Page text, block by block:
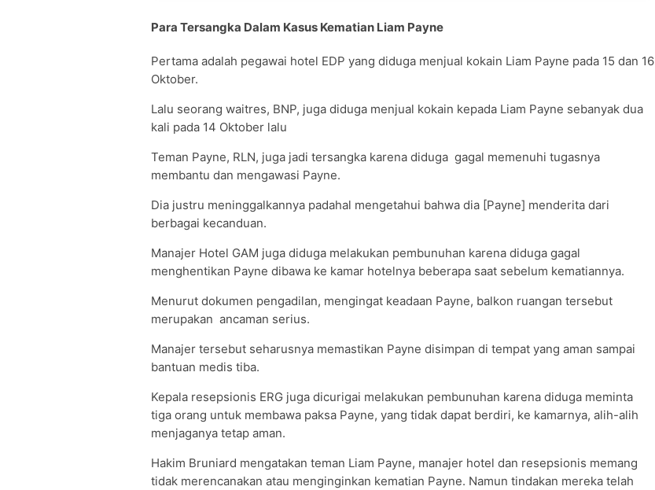
Para Tersangka Dalam Kasus Kematian Liam Payne
Pertama adalah pegawai hotel EDP yang diduga menjual kokain Liam Payne pada 15 dan 16
Oktober.
Lalu seorang waitres, BNP, juga diduga menjual kokain kepada Liam Payne sebanyak dua
kali pada 14 Oktober lalu
Teman Payne, RLN, juga jadi tersangka karena diduga gagal memenuhi tugasnya
membantu dan mengawasi Payne.
Dia justru meninggalkannya padahal mengetahui bahwa dia [Payne] menderita dari
berbagai kecanduan.
Manajer Hotel GAM juga diduga melakukan pembunuhan karena diduga gagal
menghentikan Payne dibawa ke kamar hotelnya beberapa saat sebelum kematiannya.
Menurut dokumen pengadilan, mengingat keadaan Payne, balkon ruangan tersebut
merupakan ancaman serius.
Manajer tersebut seharusnya memastikan Payne disimpan di tempat yang aman sampai
bantuan medis tiba.
Kepala resepsionis ERG juga dicurigai melakukan pembunuhan karena diduga meminta
tiga orang untuk membawa paksa Payne, yang tidak dapat berdiri, ke kamarnya, alih-alih
menjaganya tetap aman.
Hakim Bruniard mengatakan teman Liam Payne, manajer hotel dan resepsionis memang
tidak merencanakan atau menginginkan kematian Payne. Namun tindakan mereka telah